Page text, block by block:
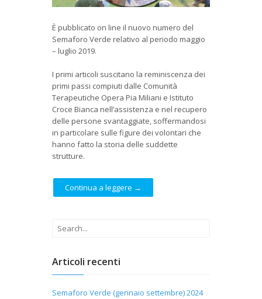
È pubblicato on line il nuovo numero del
Semaforo Verde relativo al periodo maggio
– luglio 2019.
I primi articoli suscitano la reminiscenza dei
primi passi compiuti dalle Comunità
Terapeutiche Opera Pia Miliani e Istituto
Croce Bianca nell’assistenza e nel recupero
delle persone svantaggiate, soffermandosi
in particolare sulle figure dei volontari che
hanno fatto la storia delle suddette
strutture.
Continua a leggere →
Articoli recenti
Semaforo Verde (gennaio settembre) 2024